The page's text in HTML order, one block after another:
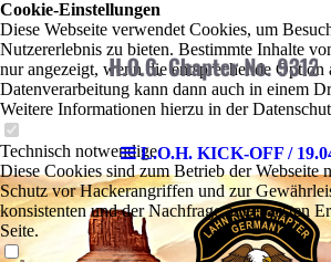
L.O.H. KICK-OFF /
Cookie-Einstellungen
Diese Webseite verwendet Cookies, um
Nutzererlebnis zu bieten. Bestimmte Inhalte
nur angezeigt, wenn die entsprechende
Datenverarbeitung kann dann auch in einem
Weitere Informationen hierzu in der
Technisch notwendige
Diese Cookies sind zum Betrieb der Webseite
Schutz vor Hackerangriffen und zur
konsistenten und der Nachfrage angepassten
Seite.